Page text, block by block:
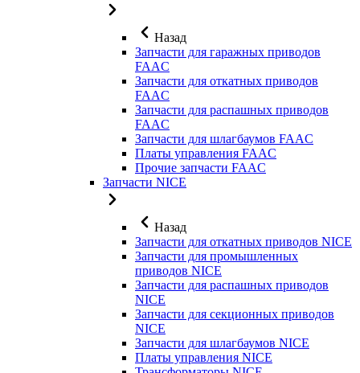
Назад
Запчасти для гаражных приводов
FAAC
Запчасти для откатных приводов
FAAC
Запчасти для распашных приводов
FAAC
Запчасти для шлагбаумов FAAC
Платы управления FAAC
Прочие запчасти FAAC
Запчасти NICE
Назад
Запчасти для откатных приводов NICE
Запчасти для промышленных
приводов NICE
Запчасти для распашных приводов
NICE
Запчасти для секционных приводов
NICE
Запчасти для шлагбаумов NICE
Платы управления NICE